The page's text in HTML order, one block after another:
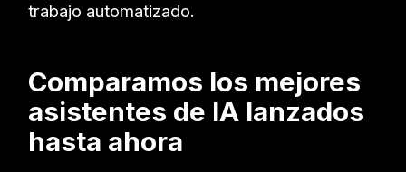
trabajo automatizado.
Comparamos los mejores
asistentes de IA lanzados
hasta ahora